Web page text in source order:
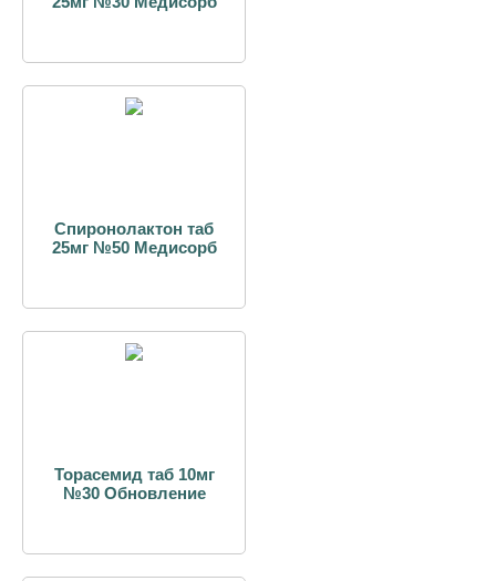
Спиронолактон таб
25мг №50 Медисорб
Торасемид таб 10мг
№30 Обновление